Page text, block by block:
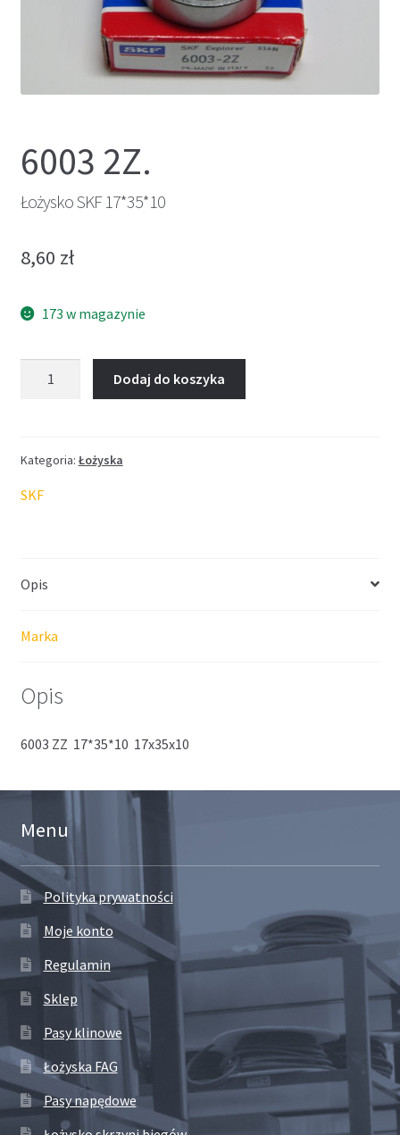
6003 2Z.
Łożysko SKF 17*35*10
8,60 zł
173 w magazynie
Dodaj do koszyka
Kategoria: Łożyska
SKF
Opis
Marka
Opis
6003 ZZ 17*35*10 17x35x10
Menu
Polityka prywatności
Moje konto
Regulamin
Sklep
Pasy klinowe
Łożyska FAG
Pasy napędowe